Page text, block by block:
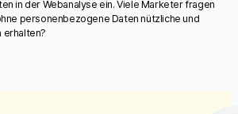
in der Webanalyse ein. Viele Marketer fragen
personenbezogene Daten nützliche und
erhalten?